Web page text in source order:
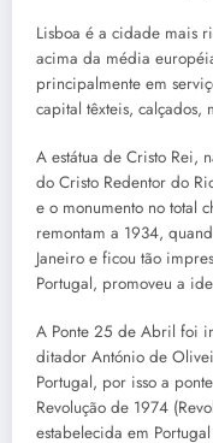
Lisboa é a cidade mais
acima da média
principalmente em
capital têxteis, calçados,
A estátua de Cristo Rei,
do Cristo Redentor do
e o monumento no total
remontam a 1934,
Janeiro e ficou tão
Portugal, promoveu a
A Ponte 25 de Abril foi
ditador António de
Portugal, por isso a
Revolução de 1974
estabelecida em